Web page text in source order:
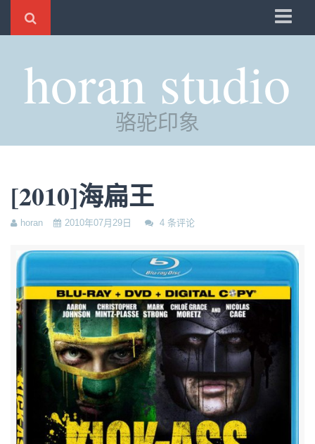
时光
评分
管理
horan studio
骆驼印象
[2010]海扁王
horan 2010年07月29日 4 条评论